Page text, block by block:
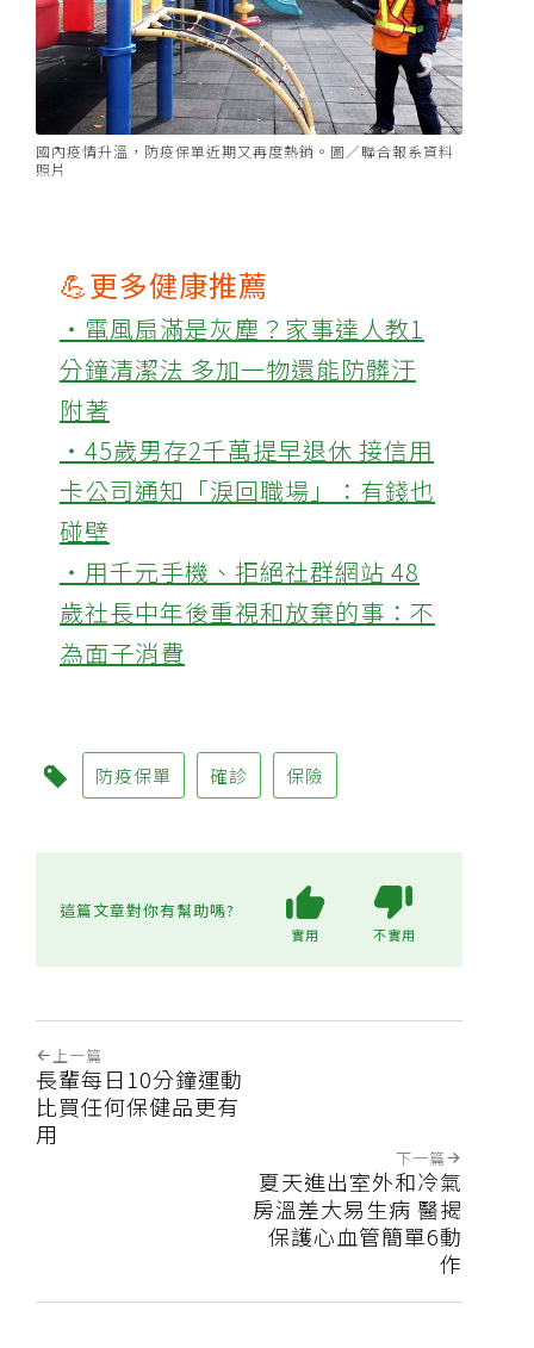
國內疫情升溫，防疫保單近期又再度熱銷。圖／聯合報系資料
照片
💪更多健康推薦
‧電風扇滿是灰塵？家事達人教1
分鐘清潔法 多加一物還能防髒汙
附著
‧45歲男存2千萬提早退休 接信用
卡公司通知「淚回職場」：有錢也
碰壁
‧用千元手機、拒絕社群網站 48
歲社長中年後重視和放棄的事：不
為面子消費
防疫保單 確診 保險
這篇文章對你有幫助嗎?
實用 不實用
上一篇
長輩每日10分鐘運動
比買任何保健品更有
用
下一篇
夏天進出室外和冷氣
房溫差大易生病 醫揭
保護心血管簡單6動
作